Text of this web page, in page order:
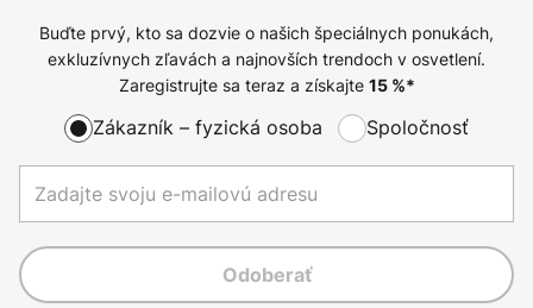
Buďte prvý, kto sa dozvie o našich špeciálnych ponukách,
exkluzívnych zľavách a najnovších trendoch v osvetlení.
Zaregistrujte sa teraz a získajte 15%*
Zákazník – fyzická osoba Spoločnosť
Odoberať